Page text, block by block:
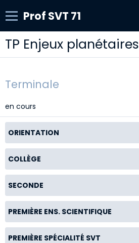
Prof SVT 71
TP Enjeux planétaires
Terminale
en cours
ORIENTATION
COLLÈGE
SECONDE
PREMIÈRE ENS. SCIENTIFIQUE
PREMIÈRE SPÉCIALITÉ SVT